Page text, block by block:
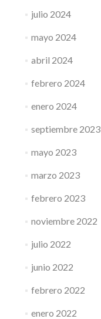
julio 2024
mayo 2024
abril 2024
febrero 2024
enero 2024
septiembre 2023
mayo 2023
marzo 2023
febrero 2023
noviembre 2022
julio 2022
junio 2022
febrero 2022
enero 2022